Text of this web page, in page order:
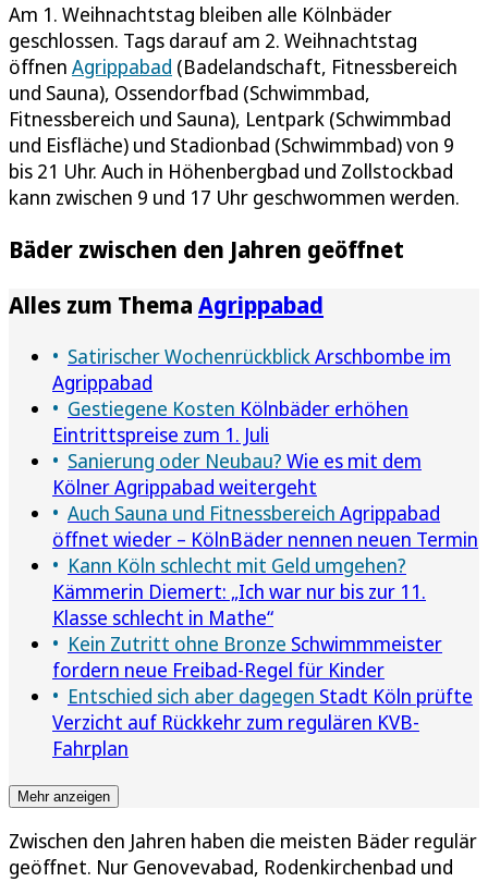
Am 1. Weihnachtstag bleiben alle Kölnbäder
geschlossen. Tags darauf am 2. Weihnachtstag
öffnen Agrippabad (Badelandschaft, Fitnessbereich
und Sauna), Ossendorfbad (Schwimmbad,
Fitnessbereich und Sauna), Lentpark (Schwimmbad
und Eisfläche) und Stadionbad (Schwimmbad) von 9
bis 21 Uhr. Auch in Höhenbergbad und Zollstockbad
kann zwischen 9 und 17 Uhr geschwommen werden.
Bäder zwischen den Jahren geöffnet
Alles zum Thema Agrippabad
Satirischer WochenrückblickArschbombe im
Agrippabad
Gestiegene Kosten Kölnbäder erhöhen
Eintrittspreise zum 1. Juli
Sanierung oder Neubau? Wie es mit dem
Kölner Agrippabad weitergeht
Auch Sauna und Fitnessbereich Agrippabad
öffnet wieder – KölnBäder nennen neuen Termin
Kann Köln schlecht mit Geld umgehen?
Kämmerin Diemert: „Ich war nur bis zur 11.
Klasse schlecht in Mathe“
Kein Zutritt ohne Bronze Schwimmmeister
fordern neue Freibad-Regel für Kinder
Entschied sich aber dagegen Stadt Köln prüfte
Verzicht auf Rückkehr zum regulären KVB-
Fahrplan
Mehr anzeigen
Zwischen den Jahren haben die meisten Bäder regulär
geöffnet. Nur Genovevabad, Rodenkirchenbad und